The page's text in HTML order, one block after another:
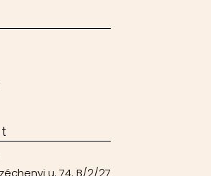
u. 74. B/2/27